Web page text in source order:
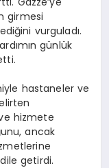
girmesi
vurguladı.
günlük
hastaneler ve
hizmete
ancak
getirdi.